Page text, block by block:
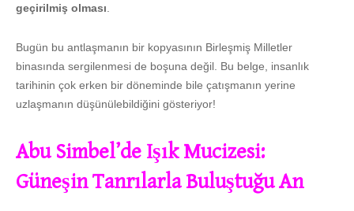
geçirilmiş olması
Bugün bu antlaşmanın bir kopyasının Birleşmiş Milletler
binasında sergilenmesi de boşuna değil. Bu belge, insanlık
tarihinin çok erken bir döneminde bile çatışmanın yerine
uzlaşmanın düşünülebildiğini gösteriyor!
Abu Simbel’de Işık Mucizesi:
Güneşin Tanrılarla Buluştuğu An